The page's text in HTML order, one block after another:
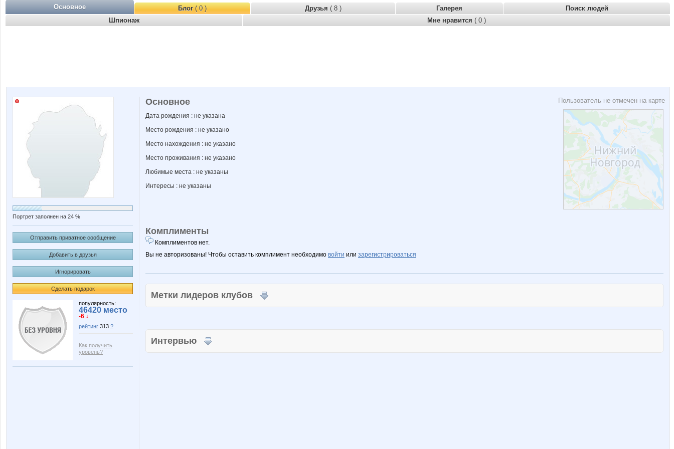
Основное Блог( 0 ) Друзья ( 8 ) Галерея
Поиск людей
Шпионаж
Мне нравится ( 0 )
Портрет заполнен на 24 %
Отправить приватное сообщение
Добавить в друзья
Игнорировать
Сделать подарок
популярность:
46420 место
-6 ↓
рейтинг 313 ?
Как получить
уровень?
Пользователь не отмечен на карте
Основное
Дата рождения : не указана
Место рождения : не указано
Место нахождения : не указано
Место проживания : не указано
Любимые места : не указаны
Интересы : не указаны
Комплименты
Комплиментов нет.
Вы не авторизованы! Чтобы оставить комплимент необходимо войти или зарегистрироваться
Метки лидеров клубов
Интервью